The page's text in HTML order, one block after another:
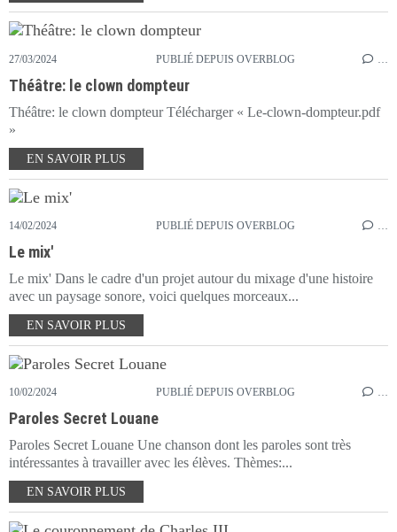
27/03/2024 PUBLIÉ DEPUIS OVERBLOG
Théâtre: le clown dompteur
Théâtre: le clown dompteur Télécharger « Le-clown-dompteur.pdf
»
EN SAVOIR PLUS
14/02/2024 PUBLIÉ DEPUIS OVERBLOG …
Le mix'
Le mix' Dans le cadre d'un projet autour du mixage d'une histoire
avec un paysage sonore, voici quelques morceaux...
EN SAVOIR PLUS
10/02/2024 PUBLIÉ DEPUIS OVERBLOG …
Paroles Secret Louane
Paroles Secret Louane Une chanson dont les paroles sont très
intéressantes à travailler avec les élèves. Thèmes:...
EN SAVOIR PLUS